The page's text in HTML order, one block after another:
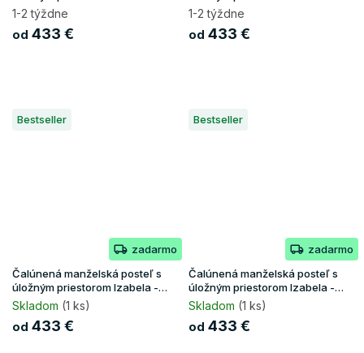
biela
1-2 týždne
od 433 €
čierna
1-2 týždne
od 433 €
Bestseller
zadarmo
Čalúnená manželská posteľ s
úložným priestorom Izabela -
grafit
Skladom (1 ks)
od 433 €
Bestseller
zadarmo
Čalúnená manželská posteľ s
úložným priestorom Izabela -
hnedá
Skladom (1 ks)
od 433 €